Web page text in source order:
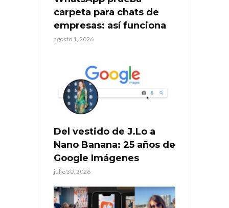
carpeta para chats de
empresas: así funciona
agosto 1, 2026
Del vestido de J.Lo a
Nano Banana: 25 años de
Google Imágenes
julio 30, 2026